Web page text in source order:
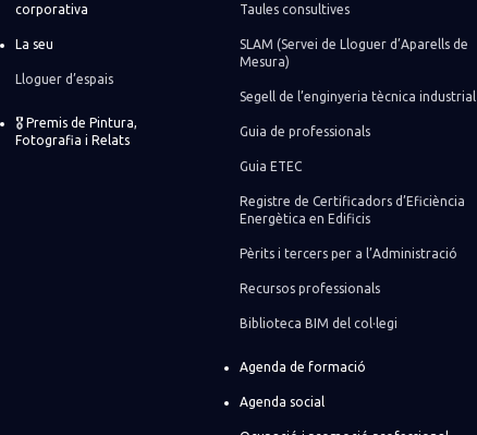
corporativa
La seu
Lloguer d’espais
🎖️ Premis de Pintura,
Fotografia i Relats
Taules consultives
SLAM (Servei de Lloguer d’Aparells de
Mesura)
Segell de l’enginyeria tècnica industrial
Guia de professionals
Guia ETEC
Registre de Certificadors d’Eficiència
Energètica en Edificis
Pèrits i tercers per a l’Administració
Recursos professionals
Biblioteca BIM del col·legi
Agenda de formació
Agenda social